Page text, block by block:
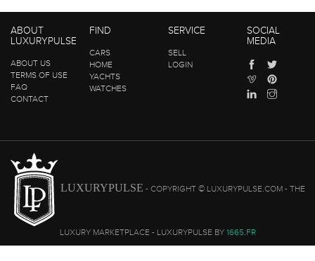
ABOUT
LUXURYPULSE
ABOUT US
TERMS OF USE
FAQ
CONTACT
FIND
CARS
HOME
YACHTS
WATCHES
SERVICE
SELL
LOGIN
SOCIAL
MEDIA
LUXURYPULSE - COPYRIGHT © LUXURYPULSE.COM - THE
LUXURY MARKETPLACE - LUXURYPULSE BY 1665.FR